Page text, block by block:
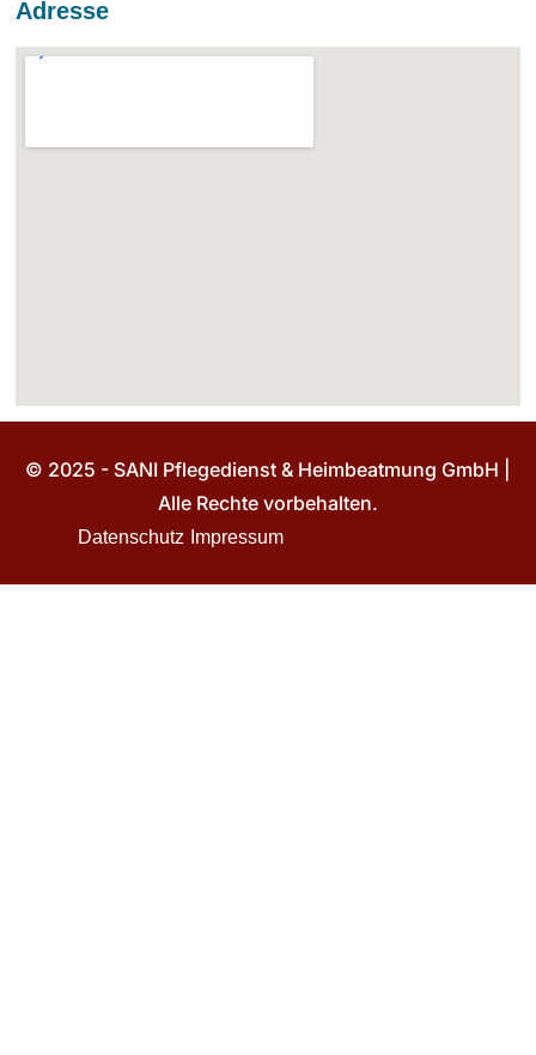
Adresse
© 2025 - SANI Pflegedienst & Heimbeatmung GmbH |
Alle Rechte vorbehalten.
Datenschutz Impressum